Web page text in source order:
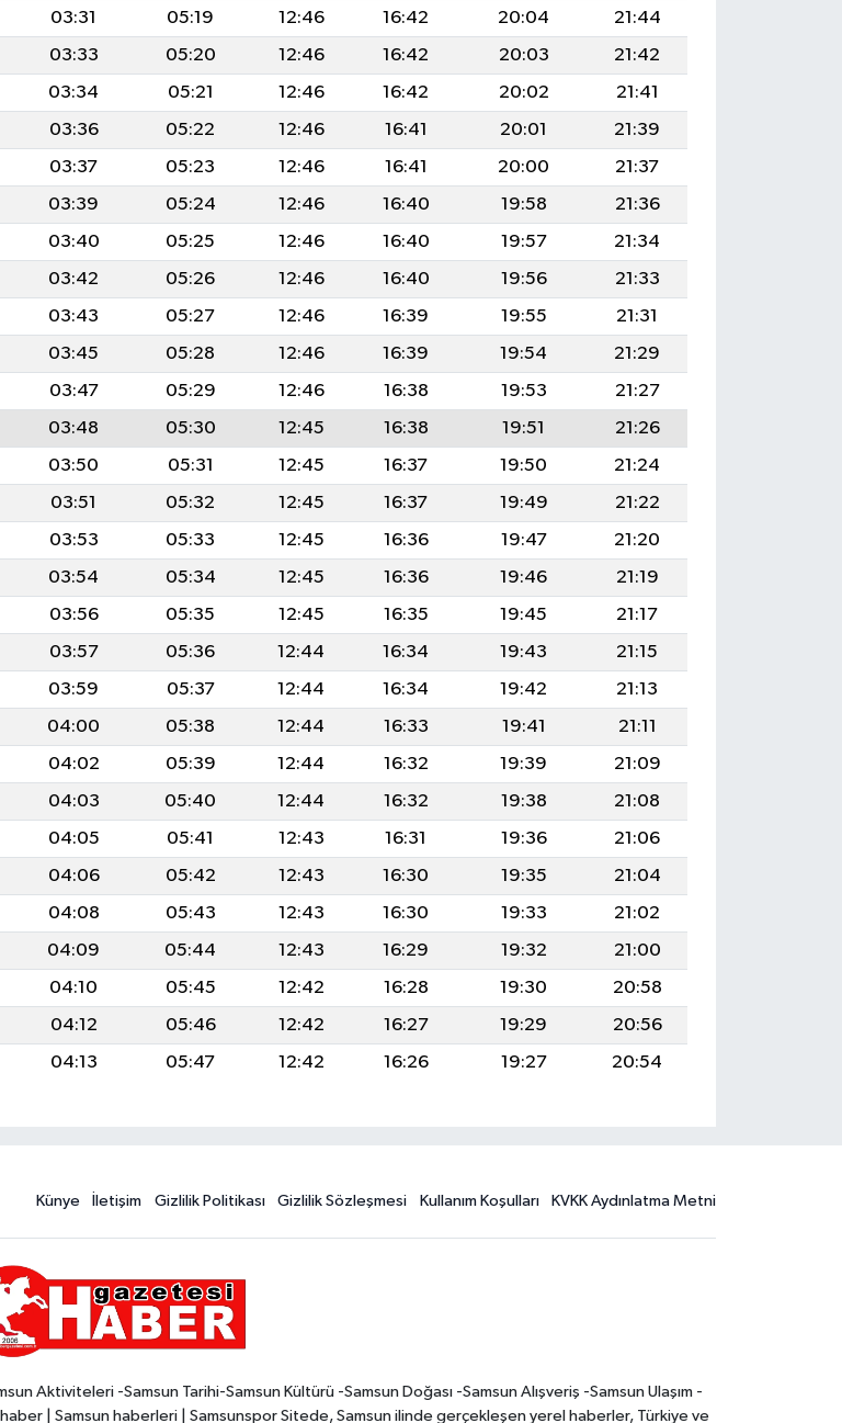
03:31 05:19 12:46 16:42 20:04
21:44
03:33 05:20 12:46 16:42 20:03
21:42
03:34 05:21 12:46 16:42 20:02
21:41
03:36 05:22 12:46 16:41 20:01
21:39
03:37 05:23 12:46 16:41 20:00
21:37
03:39 05:24 12:46 16:40 19:58
21:36
03:40 05:25 12:46 16:40 19:57
21:34
03:42 05:26 12:46 16:40 19:56
21:33
03:43 05:27 12:46 16:39 19:55
21:31
03:45 05:28 12:46 16:39 19:54
21:29
03:47 05:29 12:46 16:38 19:53
21:27
03:48 05:30 12:45 16:38 19:51
21:26
03:50 05:31 12:45 16:37 19:50
21:24
03:51 05:32 12:45 16:37 19:49
21:22
03:53 05:33 12:45 16:36 19:47
21:20
03:54 05:34 12:45 16:36 19:46
21:19
03:56 05:35 12:45 16:35 19:45
21:17
03:57 05:36 12:44 16:34 19:43
21:15
03:59 05:37 12:44 16:34 19:42
21:13
04:00 05:38 12:44 16:33 19:41
21:11
04:02 05:39 12:44 16:32 19:39
21:09
04:03 05:40 12:44 16:32 19:38
21:08
04:05 05:41 12:43 16:31 19:36
21:06
04:06 05:42 12:43 16:30 19:35
21:04
04:08 05:43 12:43 16:30 19:33
21:02
04:09 05:44 12:43 16:29 19:32
21:00
04:10 05:45 12:42 16:28 19:30
20:58
04:12 05:46 12:42 16:27 19:29
20:56
04:13 05:47 12:42 16:26 19:27 20:54
Künye İletişim Gizlilik Politikası Gizlilik Sözleşmesi Kullanım Koşulları KVKK Aydınlatma Metni
Aktiviteleri -Samsun Tarihi-Samsun Kültürü -Samsun Doğası -Samsun Alışveriş -Samsun Ulaşım -
| Samsun haberleri | Samsunspor Sitede, Samsun ilinde gerçekleşen yerel haberler, Türkiye ve